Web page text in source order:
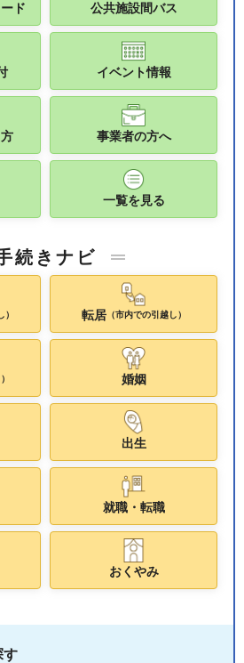
ド 公共施設間バス
イベント情報
事業者の方へ
一覧を見る
続きナビ
転居（市内での引越し）
婚姻
出生
就職・転職
おくやみ
す